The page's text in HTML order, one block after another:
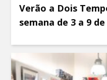
Verão a Dois
semana de 3 a 9